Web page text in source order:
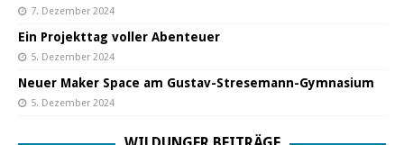
7. Dezember 2024
Ein Projekttag voller Abenteuer
5. Dezember 2024
Neuer Maker Space am Gustav-Stresemann-Gymnasium
5. Dezember 2024